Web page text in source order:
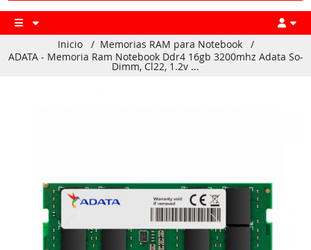
Inicio / Memorias RAM para Notebook
/
ADATA - Memoria Ram Notebook Ddr4 16gb 3200mhz Adata So-
Dimm, Cl22, 1.2v ...